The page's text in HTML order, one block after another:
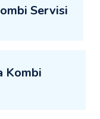
Servisi
Kombi